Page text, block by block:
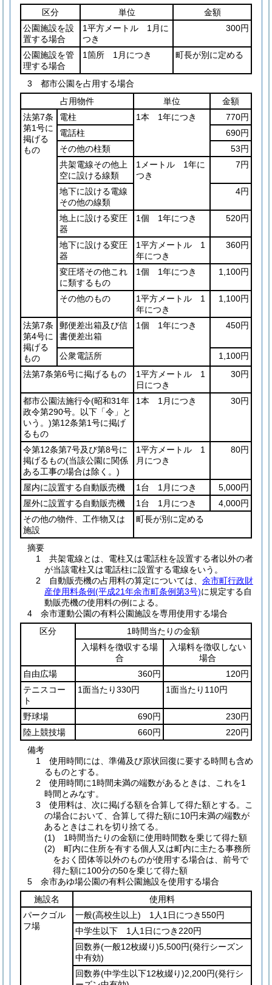
区分
単位
金額
公園施設を設
置する場合
1平方メートル 1月に
つき
300円
公園施設を管
理する場合
1箇所 1月につき 町長が別に定める
3 都市公園を占用する場合
占用物件
単位
金額
法第7条
第1号に
掲げる
もの
電柱 1本 1年につき
770円
電話柱
690円
その他の柱類
53円
共架電線その他上
空に設ける線類
1メートル 1年に
つき
7円
地下に設ける電線
その他の線類
4円
地上に設ける変圧
器
1個 1年につき 520円
地下に設ける変圧
器
1平方メートル 1
年につき
360円
変圧塔その他これ
に類するもの
1個 1年につき 1,100円
その他のもの
1平方メートル 1
年につき
1,100円
法第7条
第4号に
掲げる
もの
郵便差出箱及び信
書便差出箱
1個 1年につき 450円
公衆電話所
1,100円
法第7条第6号に掲げるもの
1平方メートル 1
日につき
30円
都市公園法施行令(昭和31年
政令第290号。以下「令」と
いう。)第12条第1号に掲げ
るもの
1本 1月につき 30円
令第12条第7号及び第8号に
掲げるもの(当該公園に関係
ある工事の場合は除く。)
1平方メートル 1
月につき
80円
屋内に設置する自動販売機 1台 1月につき
5,000円
屋外に設置する自動販売機
1台 1月につき
4,000円
その他の物件、工作物又は
施設
町長が別に定める
摘要
1 共架電線とは、電柱又は電話柱を設置する者以外の者
が当該電柱又は電話柱に設置する電線をいう。
2 自動販売機の占用料の算定については、 余市町行政財
産使用料条例(平成21年余市町条例第3号)に規定する自
動販売機の使用料の例による。
4 余市運動公園の有料公園施設を専用使用する場合
区分
1時間当たりの金額
入場料を徴収する場
合
入場料を徴収しない
場合
自由広場
360円
120円
テニスコー
ト
1面当たり330円 1面当たり110円
野球場 690円
230円
陸上競技場
660円
220円
備考
1 使用時間には、準備及び原状回復に要する時間も含め
るものとする。
2 使用時間に1時間未満の端数があるときは、これを1
時間とみなす。
3 使用料は、次に掲げる額を合算して得た額とする。こ
の場合において、合算して得た額に10円未満の端数が
あるときはこれを切り捨てる。
(1) 1時間当たりの金額に使用時間数を乗じて得た額
(2) 町内に住所を有する個人又は町内に主たる事務所
をおく団体等以外のものが使用する場合は、前号で
得た額に100分の50を乗じて得た額
5 余市あゆ場公園の有料公園施設を使用する場合
施設名
使用料
パークゴル
フ場
一般(高校生以上) 1人1日につき550円
中学生以下 1人1日につき220円
回数券(一般12枚綴り)5,500円(発行シーズン
中有効)
回数券(中学生以下12枚綴り)2,200円(発行シ